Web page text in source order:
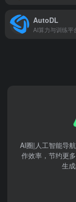
AutoDL
AI算力与训练平
AI圈|人工智能导
作效率，节约更
生